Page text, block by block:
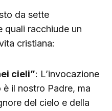
da sette
quali racchiude un
cristiana:
cieli”: L’invocazione
il nostro Padre, ma
del cielo e della